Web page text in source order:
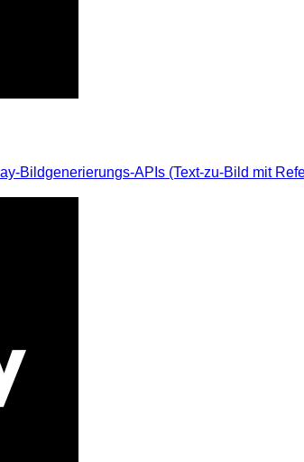
Bildgenerierungs-APIs (Text-zu-Bild mit